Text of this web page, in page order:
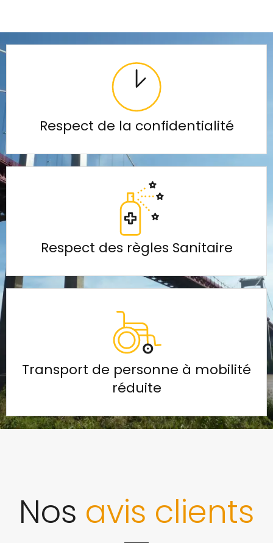
Respect de la confidentialité
Respect des règles Sanitaire
Transport de personne à mobilité
réduite
Nos avis clients